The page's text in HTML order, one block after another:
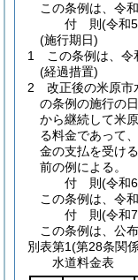
この条例は、令
付 則(令和
(施行期日)
1
この条例は、令
(経過措置)
2
改正後の米原市
の条例の施行の日
から継続して米
る料金であって
金の支払を受け
前の例による。
付 則(令和
この条例は、令
付 則(令和
この条例は、公
別表第1(第28条関
水道料金表